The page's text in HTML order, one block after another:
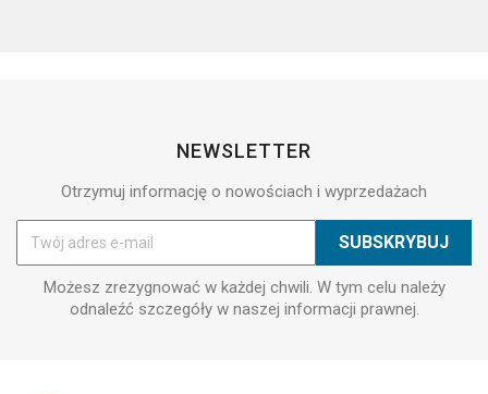
NEWSLETTER
Otrzymuj informację o nowościach i wyprzedażach
Możesz zrezygnować w każdej chwili. W tym celu należy
odnaleźć szczegóły w naszej informacji prawnej.